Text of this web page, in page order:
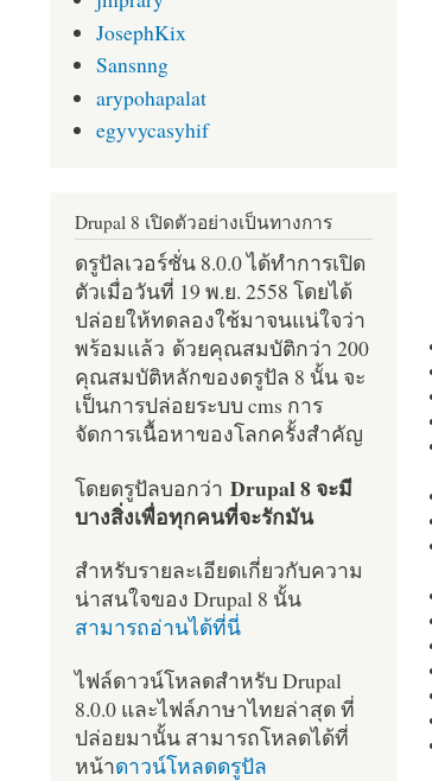
JosephKix
Sansnng
arypohapalat
egyvycasyhif
Drupal 8 เปิดตัวอย่างเป็นทางการ
ดรูปัลเวอร์ชั่น 8.0.0 ได้ทำการเปิด
ตัวเมื่อวันที่ 19 พ.ย. 2558 โดยได้
ปล่อยให้ทดลองใช้มาจนแน่ใจว่า
พร้อมแล้ว ด้วยคุณสมบัติกว่า 200
คุณสมบัติหลักของดรูปัล 8 นั้น จะ
เป็นการปล่อยระบบ cms การ
จัดการเนื้อหาของโลกครั้งสำคัญ
โดยดรูปัลบอกว่า Drupal 8 จะมี
บางสิ่งเพื่อทุกคนที่จะรักมัน
สำหรับรายละเอียดเกี่ยวกับความ
น่าสนใจของ Drupal 8 นั้น
สามารถอ่านได้ที่นี่
ไฟล์ดาวน์โหลดสำหรับ Drupal
8.0.0 และไฟล์ภาษาไทยล่าสุด ที่
ปล่อยมานั้น สามารถโหลดได้ที่
หน้าดาวน์โหลดดรูปัล